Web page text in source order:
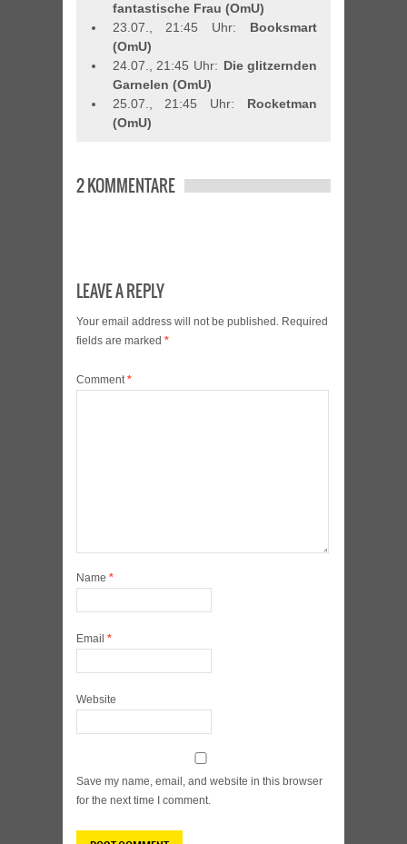
fantastische Frau (OmU)
23.07., 21:45 Uhr: Booksmart
(OmU)
24.07., 21:45 Uhr: Die glitzernden
Garnelen (OmU)
25.07., 21:45 Uhr: Rocketman
(OmU)
2 KOMMENTARE
LEAVE A REPLY
Your email address will not be published. Required
fields are marked *
Comment*
Name *
Email *
Website
Save my name, email, and website in this browser
for the next time I comment.